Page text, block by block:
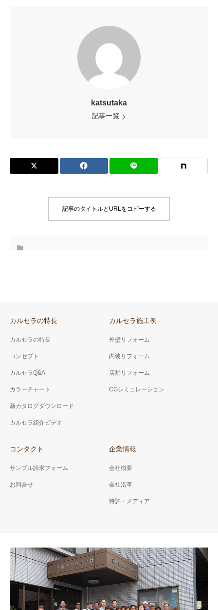
katsutaka
記事一覧
記事のタイトルとURLをコピーする
カルセラの特長
カルセラの特長
コンセプト
カルセラQ&A
カラーチャート
新カタログダウンロード
カルセラ紹介ビデオ
カルセラ施工例
外壁リフォーム
内装リフォーム
店舗リフォーム
CGシミュレーション
コンタクト
サンプル請求フォーム
お問合せ
企業情報
会社概要
会社沿革
特許・メディア